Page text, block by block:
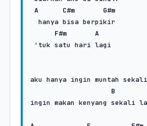
A
C#m
G#m
F#m
A
aku hanya ingin muntah
B
ingin makan kenyang sekali